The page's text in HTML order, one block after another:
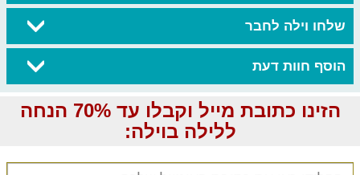
שלחו וילה לחבר
הוסף חוות דעת
הזינו כתובת מייל וקבלו עד 70% הנחה
ללילה בוילה: